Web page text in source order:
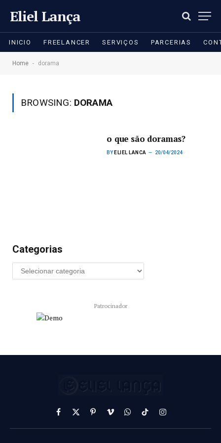
Eliel Lança
INICIO FREELANCER SERVIÇOS PARCERIAS
Home - dorama
BROWSING: DORAMA
o que são doramas?
BY ELIEL LANCA 20/04/2024
Categorias
Patrocinador
Facebook
X
(Twitter)
PinterestVimeoWhatsApp
TikTokInstagram